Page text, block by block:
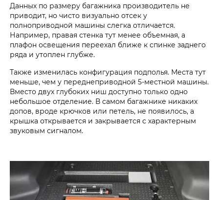
Данных по размеру багажника производитель не
приводит, но чисто визуально отсек у
полноприводной машины слегка отличается.
Например, правая стенка тут менее объемная, а
плафон освещения переехал ближе к спинке заднего
ряда и утоплен глубже.
Также изменилась конфигурация подполья. Места тут
меньше, чем у переднеприводной 5-местной машины.
Вместо двух глубоких ниш доступно только одно
небольшое отделение. В самом багажнике никаких
допов, вроде крючков или петель, не появилось, а
крышка открывается и закрывается с характерным
звуковым сигналом.